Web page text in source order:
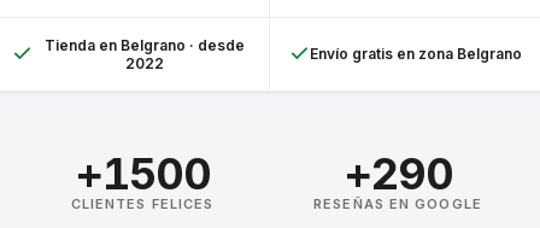
Tienda en Belgrano · desde
2022
Envío gratis en zona Belgrano
+1500
CLIENTES FELICES
+290
RESEÑAS EN GOOGLE